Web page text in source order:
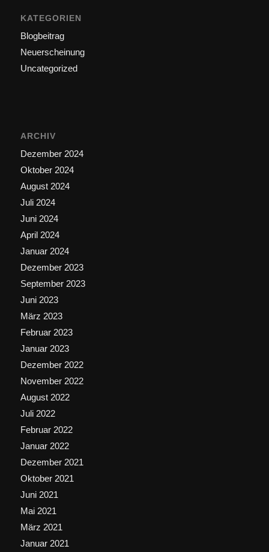
KATEGORIEN
Blogbeitrag
Neuerscheinung
Uncategorized
ARCHIV
Dezember 2024
Oktober 2024
August 2024
Juli 2024
Juni 2024
April 2024
Januar 2024
Dezember 2023
September 2023
Juni 2023
März 2023
Februar 2023
Januar 2023
Dezember 2022
November 2022
August 2022
Juli 2022
Februar 2022
Januar 2022
Dezember 2021
Oktober 2021
Juni 2021
Mai 2021
März 2021
Januar 2021